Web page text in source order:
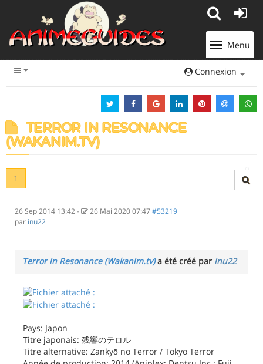
Menu
Connexion
TERROR IN RESONANCE
(WAKANIM.TV)
1
26 Sep 2014 13:42 - 26 Mai 2020 07:47 #53219
par inu22
Terror in Resonance (Wakanim.tv)a été créé par inu22
Pays: Japon
Titre japonais: 残響のテロル
Titre alternative: Zankyō no Terror / Tokyo Terror
Panneau de gestion des cookies